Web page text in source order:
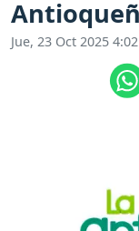
Jue, 23 Oct 2025